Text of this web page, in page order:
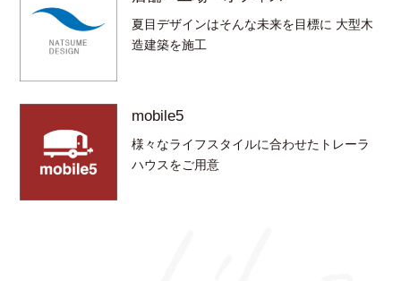
夏目デザインはそんな未来を目標に 大型木
造建築を施工
mobile5
様々なライフスタイルに合わせたトレーラ
ハウスをご用意